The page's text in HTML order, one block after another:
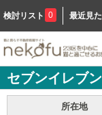
検討リスト 0 最近見
セブンイレブ
所在地